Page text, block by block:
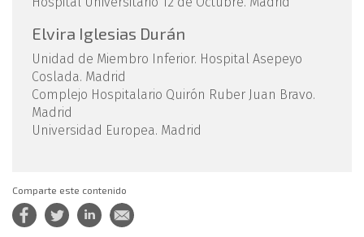
Elvira Iglesias Durán
Unidad de Miembro Inferior. Hospital Asepeyo
Coslada. Madrid
Complejo Hospitalario Quirón Ruber Juan Bravo.
Madrid
Universidad Europea. Madrid
Comparte este contenido